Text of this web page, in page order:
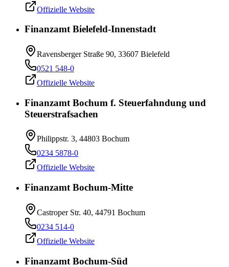
Offizielle Website
Finanzamt Bielefeld-Innenstadt
Ravensberger Straße 90, 33607 Bielefeld
0521 548-0
Offizielle Website
Finanzamt Bochum f. Steuerfahndung und
Steuerstrafsachen
Philippstr. 3, 44803 Bochum
0234 5878-0
Offizielle Website
Finanzamt Bochum-Mitte
Castroper Str. 40, 44791 Bochum
0234 514-0
Offizielle Website
Finanzamt Bochum-Süd